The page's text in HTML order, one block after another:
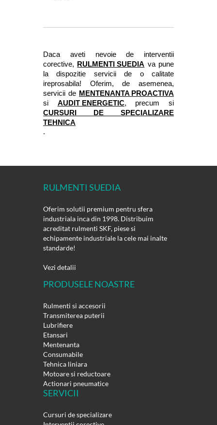
Daca aveti nevoie de interventii
corective, RULMENTI SUEDIA va pune
la dispozitie servicii de o calitate
ireprosabila! Oferim, de asemenea,
servicii de MENTENANTA PROACTIVA
si AUDIT ENERGETIC, precum si
CURSURI DE SPECIALIZARE
TEHNICA
.
RULMENTI SUEDIA
Oferim solutii premium pentru sfera
industriala inca din 1998. Distribuim
acreditat rulmenti SKF, piese si
echipamente industriale la cele mai inalte
standarde!
Vezi detalii
PRODUSELE NOASTRE
Rulmenti si accesorii
Transmiterea puterii
Lubrifiere
Etansari
Mentenanta
Consumabile
Tehnica liniara
Motoare si reductoare
Actionari pneumatice
SERVICII
Cursuri de specializare